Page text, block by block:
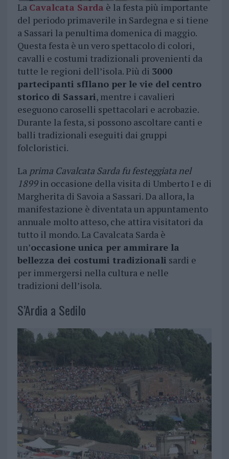
La Cavalcata Sarda è la festa più importante
del periodo primaverile in Sardegna e si tiene
a Sassari la penultima domenica di maggio.
Questa festa è un vero spettacolo di colori,
cavalli e costumi tradizionali provenienti da
tutte le regioni dell’isola. Più di 3000
partecipanti sfIlano per le vie del centro
storico di Sassari, mentre i cavalieri
eseguono caroselli spettacolari e acrobazie.
Durante la festa, si possono ascoltare canti e
balli tradizionali eseguiti dai gruppi
folcloristici.
La prima Cavalcata Sarda fu festeggiata nel
1899in occasione della visita di Umberto I e di
Margherita di Savoia a Sassari. Da allora, la
manifestazione è diventata un appuntamento
annuale molto atteso, che attira visitatori da
tutto il mondo. La Cavalcata Sarda è
un’occasione unica per ammirare la
bellezza dei costumi tradizionali sardi e
per immergersi nella cultura e nelle
tradizioni dell’isola.
S’Ardia a Sedilo